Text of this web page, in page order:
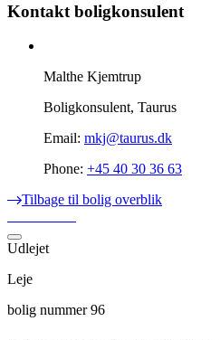
Kontakt boligkonsulent
Malthe Kjemtrup
Boligkonsulent, Taurus
Email: mkj@taurus.dk
Phone: +45 40 30 36 63
Tilbage til bolig overblik
Udlejet
Leje
bolig nummer 96